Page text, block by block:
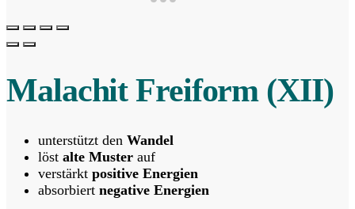
Malachit Freiform (XII)
unterstützt den Wandel
löst alte Muster auf
verstärkt positive Energien
absorbiert negative Energien